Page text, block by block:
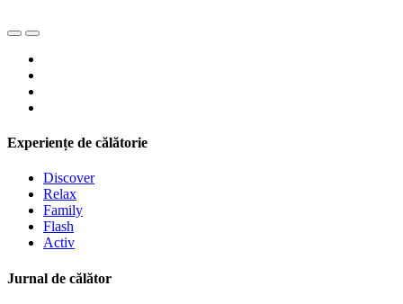
Experiențe de călătorie
Discover
Relax
Family
Flash
Activ
Jurnal de călător